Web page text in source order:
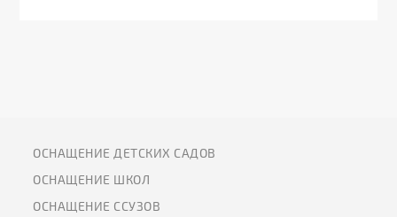
ОСНАЩЕНИЕ ДЕТСКИХ САДОВ
ОСНАЩЕНИЕ ШКОЛ
ОСНАЩЕНИЕ ССУЗОВ